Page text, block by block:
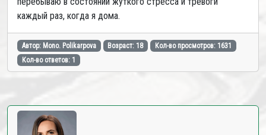
каждый раз, когда я дома.
Автор: Mono. Polikarpova Возраст: 18
Кол-во просмотров: 1631
Кол-во ответов: 1